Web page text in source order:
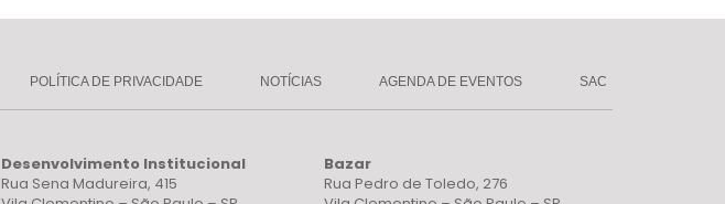
POLÍTICA DE PRIVACIDADE NOTÍCIAS AGENDA DE EVENTOS SAC
Desenvolvimento Institucional
Rua Sena Madureira, 415
Bazar
Rua Pedro de Toledo, 276